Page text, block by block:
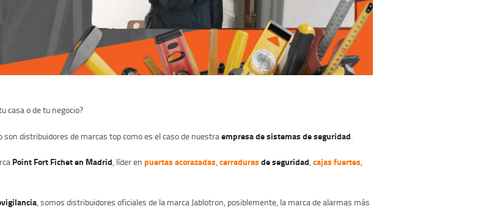
casa o de tu negocio?
son distribuidores de marcas top como es el caso de nuestra empresa de sistemas de seguridad
Point Fort Fichet en Madrid, líder en puertas acorazadas, cerradurasde seguridad, cajas fuertes,
, somos distribuidores oficiales de la marca Jablotron, posiblemente, la marca de alarmas más